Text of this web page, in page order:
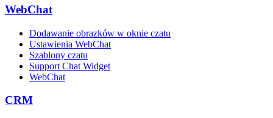
WebChat
Dodawanie obrazków w oknie czatu
Ustawienia WebChat
Szablony czatu
Support Chat Widget
WebChat
CRM